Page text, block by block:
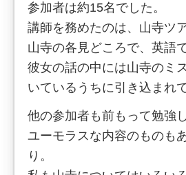
参加者は約15名でした。
講師を務めたのは、山寺ツ
山寺の各見どころで、英語
彼女の話の中には山寺のミ
いているうちに引き込まれ
他の参加者も前もって勉強
ユーモラスな内容のものも
り。